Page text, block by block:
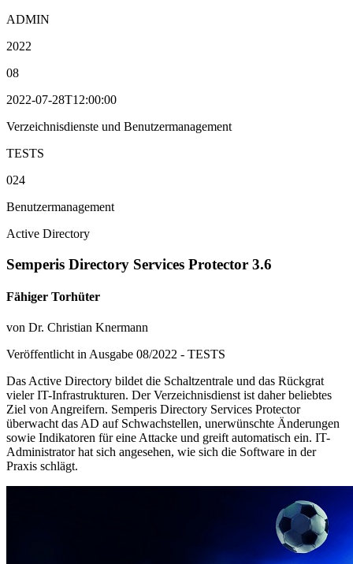
ADMIN
2022
08
2022-07-28T12:00:00
Verzeichnisdienste und Benutzermanagement
TESTS
024
Benutzermanagement
Active Directory
Semperis Directory Services Protector 3.6
Fähiger Torhüter
von Dr. Christian Knermann
Veröffentlicht in Ausgabe 08/2022 - TESTS
Das Active Directory bildet die Schaltzentrale und das Rückgrat
vieler IT-Infrastrukturen. Der Verzeichnisdienst ist daher beliebtes
Ziel von Angreifern. Semperis Directory Services Protector
überwacht das AD auf Schwachstellen, unerwünschte Änderungen
sowie Indikatoren für eine Attacke und greift automatisch ein. IT-
Administrator hat sich angesehen, wie sich die Software in der
Praxis schlägt.